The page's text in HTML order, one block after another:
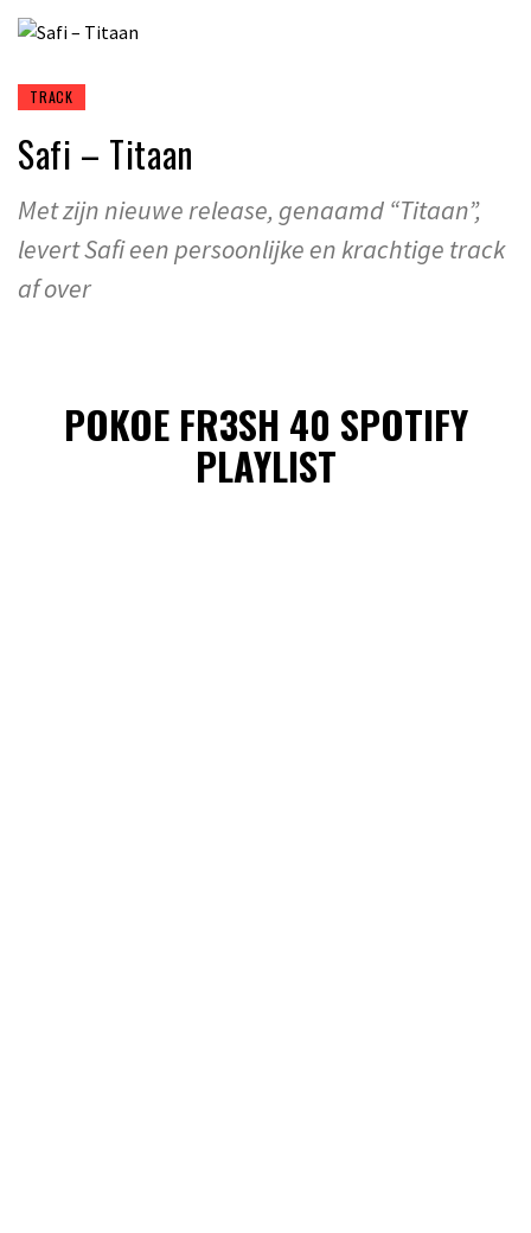
TRACK
Safi – Titaan
Met zijn nieuwe release, genaamd “Titaan”,
levert Safi een persoonlijke en krachtige track
af over
POKOE FR3SH 40 SPOTIFY
PLAYLIST